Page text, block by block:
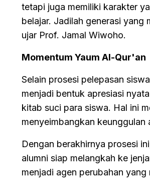
tetapi juga memiliki karakter
belajar. Jadilah generasi yang
ujar Prof. Jamal Wiwoho.
Momentum Yaum Al-Qur'an
Selain prosesi pelepasan
menjadi bentuk apresiasi
kitab suci para siswa. Hal ini
menyeimbangkan keunggulan
Dengan berakhirnya prosesi
alumni siap melangkah ke
menjadi agen perubahan